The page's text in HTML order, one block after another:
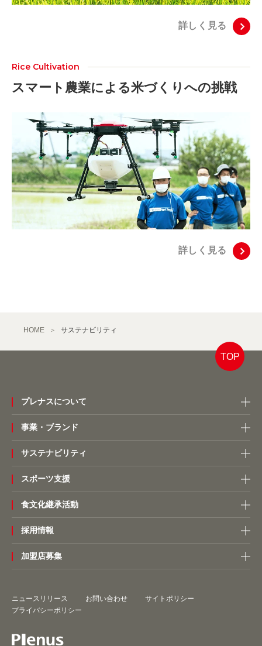
詳しく見る
Rice Cultivation
スマート農業による米づくりへの挑戦
詳しく見る
HOME サステナビリティ
TOP
プレナスについて
事業・ブランド
サステナビリティ
スポーツ支援
食文化継承活動
採用情報
加盟店募集
ニュースリリース お問い合わせ
サイトポリシー
プライバシーポリシー